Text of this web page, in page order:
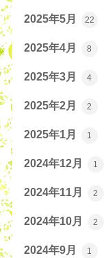
2025年5月 22
2025年4月 8
2025年3月 4
2025年2月 2
2025年1月 1
2024年12月 1
2024年11月 2
2024年10月 2
2024年9月 1